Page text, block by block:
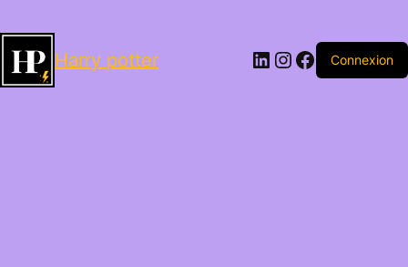
Harry potter LinkedIn
Instagram
Facebook
Connexion